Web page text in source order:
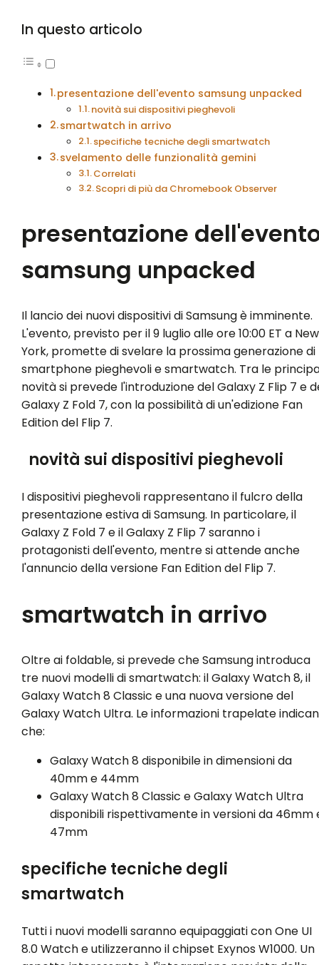
In questo articolo
presentazione dell'evento samsung unpacked
novità sui dispositivi pieghevoli
smartwatch in arrivo
specifiche tecniche degli smartwatch
svelamento delle funzionalità gemini
Correlati
Scopri di più da Chromebook Observer
presentazione
samsung unpacked
Il lancio dei nuovi dispositivi di Samsung è imminente.
L'evento, previsto per il 9 luglio alle ore 10:00 ET a New
York, promette di svelare la prossima generazione di
smartphone pieghevoli e smartwatch. Tra le
novità si prevede l'introduzione del Galaxy Z Flip 7 e
Galaxy Z Fold 7, con la possibilità di un'edizione Fan
Edition del Flip 7.
novità sui dispositivi pieghevoli
I dispositivi pieghevoli rappresentano il fulcro della
presentazione estiva di Samsung. In particolare, il
Galaxy Z Fold 7 e il Galaxy Z Flip 7 saranno i
protagonisti dell'evento, mentre si attende anche
l'annuncio della versione Fan Edition del Flip 7.
smartwatch in arrivo
Oltre ai foldable, si prevede che Samsung introduca
tre nuovi modelli di smartwatch: il Galaxy Watch 8, il
Galaxy Watch 8 Classic e una nuova versione del
Galaxy Watch Ultra. Le informazioni trapelate
che:
Galaxy Watch 8 disponibile in dimensioni da
40mm e 44mm
Galaxy Watch 8 Classic e Galaxy Watch Ultra
disponibili rispettivamente in versioni da 46mm
47mm
specifiche tecniche degli
smartwatch
Tutti i nuovi modelli saranno equipaggiati con One UI
8.0 Watch e utilizzeranno il chipset Exynos W1000. Un